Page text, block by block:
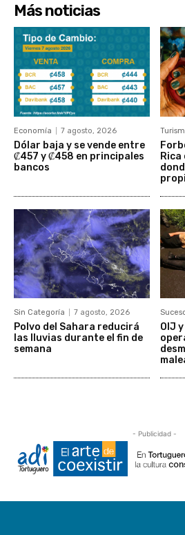
Más noticias
Economía 7 agosto, 2026
Dólar baja y se vende entre
₡457 y ₡458 en principales
bancos
Sin Categoría 7 agosto, 2026
Polvo del Sahara reducirá
las lluvias durante el fin de
semana
OIJ
- Publicidad -